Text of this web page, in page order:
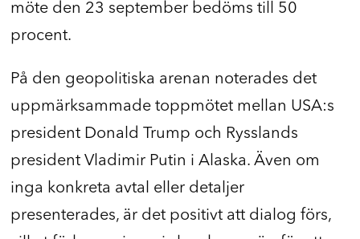
möte den 23 september bedöms till 50
procent.
På den geopolitiska arenan noterades det
uppmärksammade toppmötet mellan USA:s
president Donald Trump och Rysslands
president Vladimir Putin i Alaska. Även om
inga konkreta avtal eller detaljer
presenterades, är det positivt att dialog förs,